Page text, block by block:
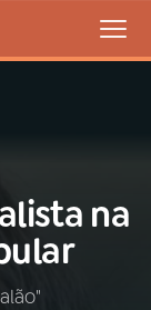
na